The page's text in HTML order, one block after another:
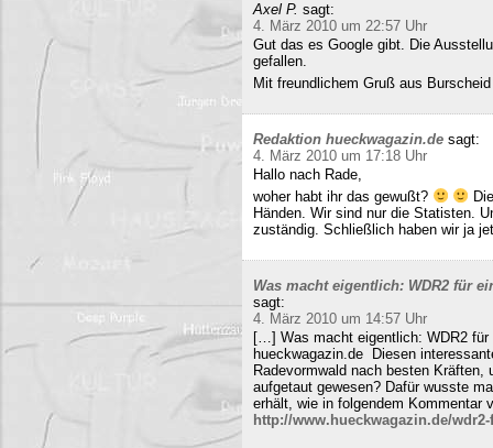
Axel P. sagt:
4. März 2010 um 22:57 Uhr
Gut das es Google gibt. Die
gefallen.
Mit freundlichem Gruß aus Burscheid
Redaktion hueckwagazin.de sagt:
4. März 2010 um 17:18 Uhr
Hallo nach Rade,
woher habt ihr das gewußt?
Händen. Wir sind nur die Statisten.
zuständig. Schließlich haben wir ja
Was macht eigentlich: WDR2 für
sagt:
4. März 2010 um 14:57 Uhr
[…] Was macht eigentlich: WDR2
hueckwagazin.de Diesen
Radevormwald nach besten
aufgetaut gewesen? Dafür wusste
erhält, wie in folgendem Kommentar
http://www.hueckwagazin.de/